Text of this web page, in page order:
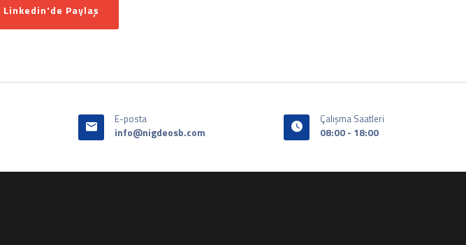
Linkedin'de Paylaş
E-posta
info@nigdeosb.com
Çalışma Saatleri
08:00 - 18:00